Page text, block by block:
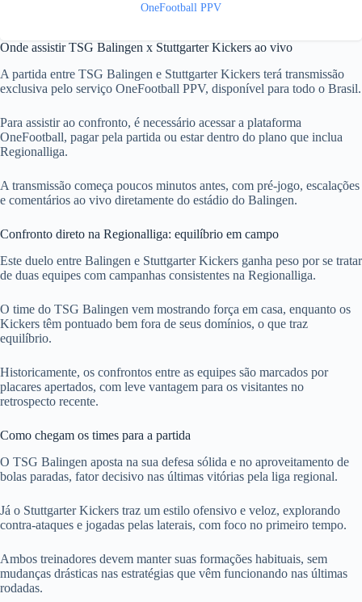
OneFootball PPV
Onde assistir TSG Balingen x Stuttgarter Kickers ao vivo
A partida entre TSG Balingen e Stuttgarter Kickers terá transmissão
exclusiva pelo serviço OneFootball PPV, disponível para todo o Brasil.
Para assistir ao confronto, é necessário acessar a plataforma
OneFootball, pagar pela partida ou estar dentro do plano que inclua
Regionalliga.
A transmissão começa poucos minutos antes, com pré-jogo, escalações
e comentários ao vivo diretamente do estádio do Balingen.
Confronto direto na Regionalliga: equilíbrio em campo
Este duelo entre Balingen e Stuttgarter Kickers ganha peso por se tratar
de duas equipes com campanhas consistentes na Regionalliga.
O time do TSG Balingen vem mostrando força em casa, enquanto os
Kickers têm pontuado bem fora de seus domínios, o que traz
equilíbrio.
Historicamente, os confrontos entre as equipes são marcados por
placares apertados, com leve vantagem para os visitantes no
retrospecto recente.
Como chegam os times para a partida
O TSG Balingen aposta na sua defesa sólida e no aproveitamento de
bolas paradas, fator decisivo nas últimas vitórias pela liga regional.
Já o Stuttgarter Kickers traz um estilo ofensivo e veloz, explorando
contra-ataques e jogadas pelas laterais, com foco no primeiro tempo.
Ambos treinadores devem manter suas formações habituais, sem
mudanças drásticas nas estratégias que vêm funcionando nas últimas
rodadas.